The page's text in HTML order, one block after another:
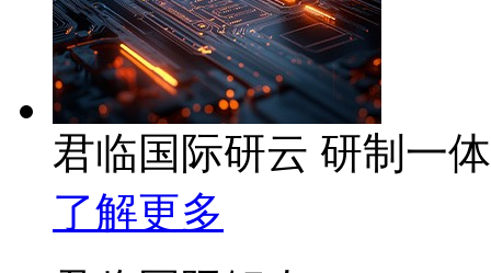
君临国际研云 研制一
了解更多